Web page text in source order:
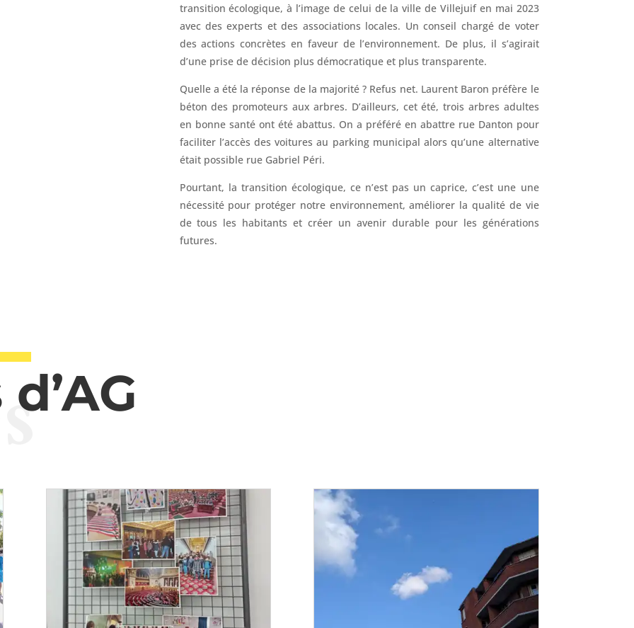
transition écologique, à l’image de celui de la ville de Villejuif en mai 2023
avec des experts et des associations locales. Un conseil chargé de voter
des actions concrètes en faveur de l’environnement. De plus, il s’agirait
d’une prise de décision plus démocratique et plus transparente.
Quelle a été la réponse de la majorité ? Refus net. Laurent Baron préfère le
béton des promoteurs aux arbres. D’ailleurs, cet été, trois arbres adultes
en bonne santé ont été abattus. On a préféré en abattre rue Danton pour
faciliter l’accès des voitures au parking municipal alors qu’une alternative
était possible rue Gabriel Péri.
Pourtant, la transition écologique, ce n’est pas un caprice, c’est une une
nécessité pour protéger notre environnement, améliorer la qualité de vie
de tous les habitants et créer un avenir durable pour les générations
futures.